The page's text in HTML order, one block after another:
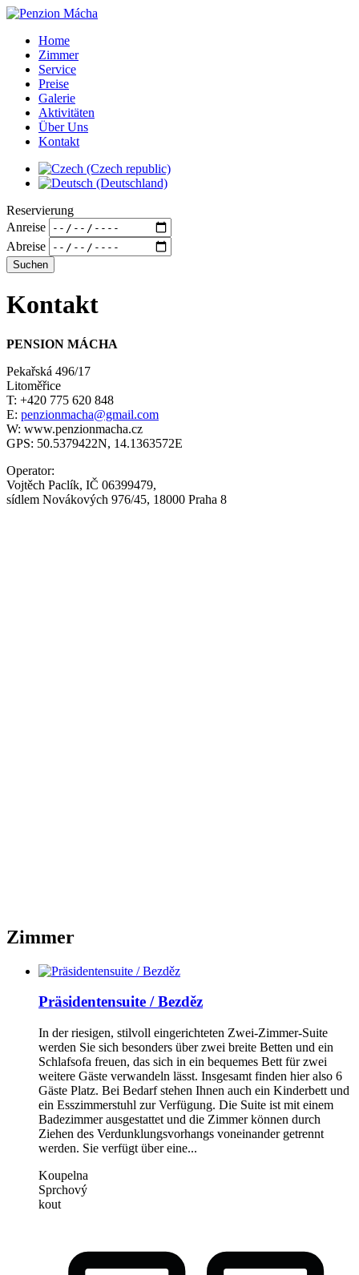
Home
Zimmer
Service
Preise
Galerie
Aktivitäten
Über Uns
Kontakt
Reservierung
Anreise
Abreise
Kontakt
PENSION MÁCHA
Pekařská 496/17
Litoměřice
T: +420 775 620 848
E: penzionmacha@gmail.com
W: www.penzionmacha.cz
GPS: 50.5379422N, 14.1363572E
Operator:
Vojtěch Paclík, IČ 06399479,
sídlem Novákových 976/45, 18000 Praha 8
Zimmer
Präsidentensuite / Bezděz
In der riesigen, stilvoll eingerichteten Zwei-Zimmer-Suite
werden Sie sich besonders über zwei breite Betten und ein
Schlafsofa freuen, das sich in ein bequemes Bett für zwei
weitere Gäste verwandeln lässt. Insgesamt finden hier also 6
Gäste Platz. Bei Bedarf stehen Ihnen auch ein Kinderbett und
ein Esszimmerstuhl zur Verfügung. Die Suite ist mit einem
Badezimmer ausgestattet und die Zimmer können durch
Ziehen des Verdunklungsvorhangs voneinander getrennt
werden. Sie verfügt über eine...
Koupelna
Sprchový
kout